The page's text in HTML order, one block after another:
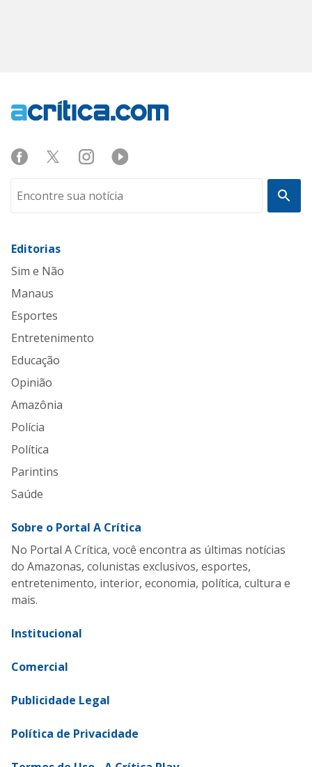
Editorias
Sim e Não
Manaus
Esportes
Entretenimento
Educação
Opinião
Amazônia
Polícia
Política
Parintins
Saúde
Sobre o Portal A Crítica
No Portal A Crítica, você encontra as últimas notícias
do Amazonas, colunistas exclusivos, esportes,
entretenimento, interior, economia, política, cultura e
mais.
Institucional
Comercial
Publicidade Legal
Política de Privacidade